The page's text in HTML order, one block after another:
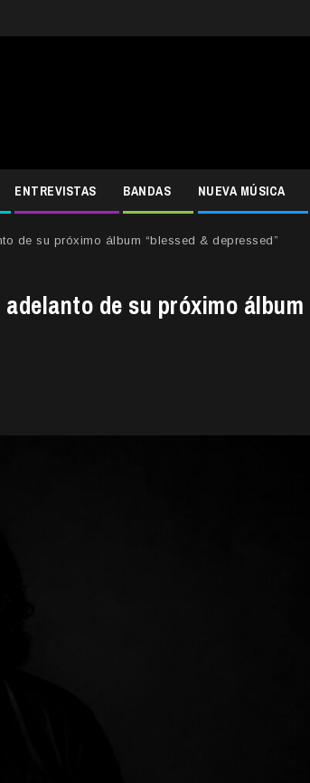
ENTREVISTAS BANDAS NUEVA MÚSICA
de su próximo álbum “blessed & depressed”
de su próximo álbum